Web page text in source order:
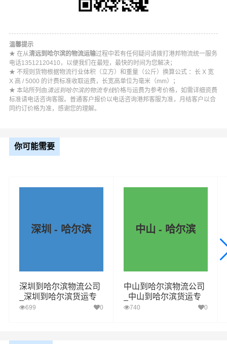
温馨提示
★ 在从清远到哈尔滨的物流运输过程中若有任何疑问请拨打港邦物流统一服务
电话13512120410，以便我们在最短，最快的时间为您解决；
★ 不规则货物根据物流行业体积（立方）和重量（公斤）换算公式 ：长 X 宽
X 高 / 5000 的计费标准收取运费，长宽高单位为毫米（mm）；
★ 本站所列由清远到哈尔滨的物流专线价格与运费为参考价格，如需详细资费
标准请电话咨询客服。普通客户报价以电话咨询港邦客服为准，月结客户以合
同约订价格为准，感谢您的理解。
你可能需要
深圳 - 哈尔滨
深圳到哈尔滨物流公司
_深圳到哈尔滨货运专
线699 0
中山 - 哈尔滨
中山到哈尔滨物流公司
_中山到哈尔滨货运专
线740 0